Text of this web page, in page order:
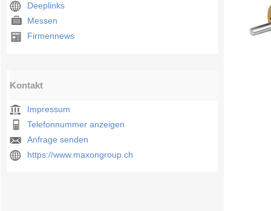
Deeplinks
Messen
Firmennews
Kontakt
Impressum
Telefonnummer anzeigen
Anfrage senden
https://www.maxongroup.ch